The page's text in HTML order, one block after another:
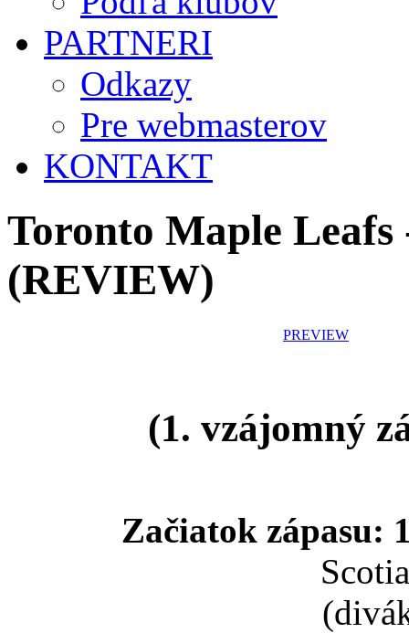
PARTNERI
Odkazy
Pre webmasterov
KONTAKT
Toronto Maple Leafs
(REVIEW)
PREVIEW
(1. vzájomný
Začiatok zápasu: